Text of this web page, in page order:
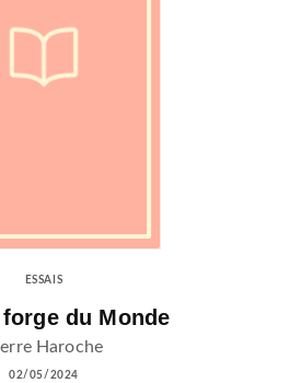
ESSAIS
du Monde
Haroche
02/05/2024